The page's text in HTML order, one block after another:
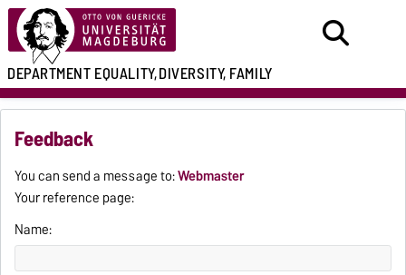
DEPARTMENTEQUALITY,DIVERSITY, FAMILY
Feedback
You can send a message to:Webmaster
Your reference page:
Name: